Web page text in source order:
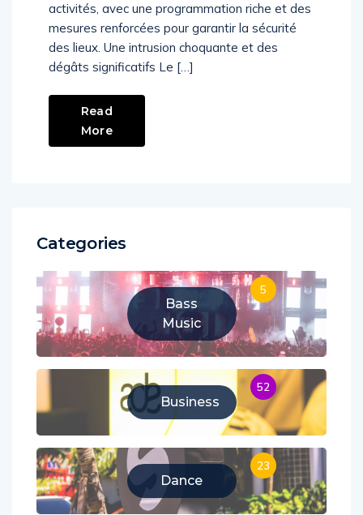
activités, avec une programmation riche et des
mesures renforcées pour garantir la sécurité
des lieux. Une intrusion choquante et des
dégâts significatifs Le […]
Read
More
Categories
Bass
Music
5
Business
52
Dance
23